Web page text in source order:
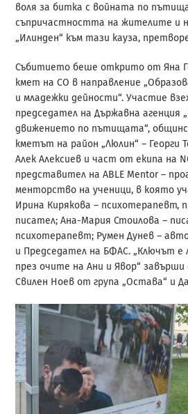
воля за битка с войната по
съпричастността на жителите и
„Илинден“ към тази кауза,
Събитието беше открито от Яна
кмет на СО в направление
и младежки дейности“. Участие
председател на Държавна агенция
движението по пътищата“,
кметът на район „Люлин“ – Георги
Алек Алексиев и част от екипа на
представител на ABLE Mentor –
менторство на ученици, в която
Ирина Кирякова – психотерапевт,
писател; Ана-Мария Стоилова –
психотерапевт; Румен Дунев –
и Председател на БФАС. „Ключът
през очите на Ани и Явор“
Свилен Ноев от група „Остава“ и